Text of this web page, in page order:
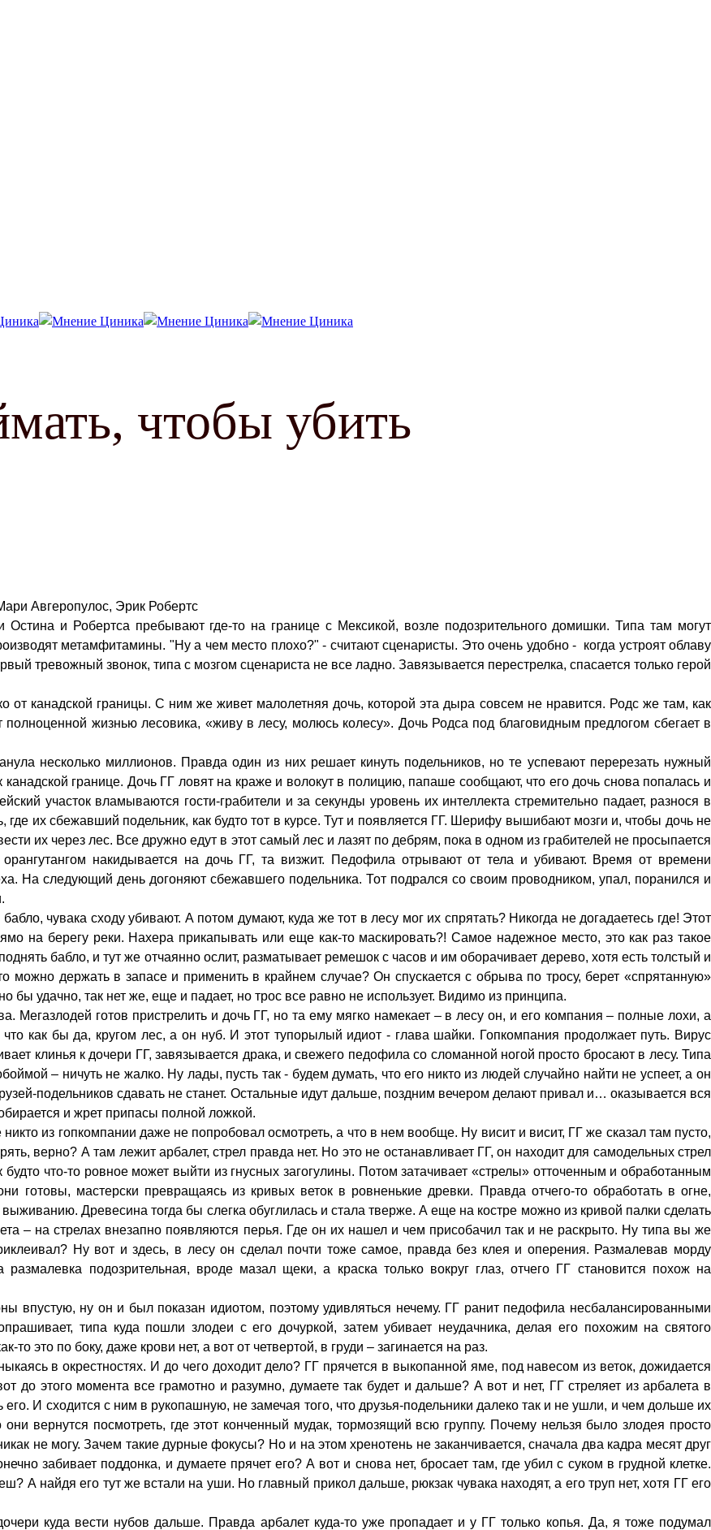
чтобы убить
Авгеропулос, Эрик Робертс
и Робертса пребывают где-то на границе с Мексикой, возле подозрительного домишки. Типа там могут
метамфитамины. "Ну а чем место плохо?" - считают сценаристы. Это очень удобно - когда устроят облаву
тревожный звонок, типа с мозгом сценариста не все ладно. Завязывается перестрелка, спасается только герой
канадской границы. С ним же живет малолетняя дочь, которой эта дыра совсем не нравится. Родс же там, как
жизнью лесовика, «живу в лесу, молюсь колесу». Дочь Родса под благовидным предлогом сбегает в
несколько миллионов. Правда один из них решает кинуть подельников, но те успевают перерезать нужный
границе. Дочь ГГ ловят на краже и волокут в полицию, папаше сообщают, что его дочь снова попалась и
участок вламываются гости-грабители и за секунды уровень их интеллекта стремительно падает, разнося в
их сбежавший подельник, как будто тот в курсе. Тут и появляется ГГ. Шерифу вышибают мозги и, чтобы дочь не
их через лес. Все дружно едут в этот самый лес и лазят по дебрям, пока в одном из грабителей не просыпается
накидывается на дочь ГГ, та визжит. Педофила отрывают от тела и убивают. Время от времени
На следующий день догоняют сбежавшего подельника. Тот подрался со своим проводником, упал, поранился и
чувака сходу убивают. А потом думают, куда же тот в лесу мог их спрятать? Никогда не догадаетесь где! Этот
на берегу реки. Нахера прикапывать или еще как-то маскировать?! Самое надежное место, это как раз такое
бабло, и тут же отчаянно ослит, разматывает ремешок с часов и им оборачивает дерево, хотя есть толстый и
можно держать в запасе и применить в крайнем случае? Он спускается с обрыва по тросу, берет «спрятанную»
бы удачно, так нет же, еще и падает, но трос все равно не использует. Видимо из принципа.
Мегазлодей готов пристрелить и дочь ГГ, но та ему мягко намекает – в лесу он, и его компания – полные лохи, а
как бы да, кругом лес, а он нуб. И этот тупорылый идиот - глава шайки. Гопкомпания продолжает путь. Вирус
клинья к дочери ГГ, завязывается драка, и свежего педофила со сломанной ногой просто бросают в лесу. Типа
– ничуть не жалко. Ну лады, пусть так - будем думать, что его никто из людейслучайно найти не успеет, а он
подельников сдавать не станет. Остальные идут дальше, поздним вечером делают привал и… оказывается вся
и жрет припасы полной ложкой.
из гопкомпании даже не попробовал осмотреть, а что в нем вообще. Ну висит и висит, ГГ же сказал там пусто,
верно? А там лежит арбалет, стрел правда нет. Но это не останавливает ГГ, он находит для самодельных стрел
что-то ровное может выйти из гнусных загогулины. Потом затачивает «стрелы» отточенным и обработанным
готовы, мастерски превращаясь из кривых веток в ровненькие древки. Правда отчего-то обработать в огне,
Древесина тогда бы слегка обуглилась и стала тверже. А еще на костре можно из кривой палки сделать
– на стрелах внезапно появляются перья. Где он их нашел и чем присобачил так и не раскрыто. Ну типа вы же
Ну вот и здесь, в лесу он сделал почти тоже самое, правда без клея и оперения. Размалевав морду
подозрительная, вроде мазал щеки, а краска только вокруг глаз, отчего ГГ становится похож на
впустую, ну он и был показан идиотом, поэтому удивляться нечему. ГГ ранит педофила несбалансированными
типа куда пошли злодеи с его дочуркой, затем убивает неудачника, делая его похожим на святого
это по боку, даже крови нет, а вот от четвертой, в груди – загинается на раз.
в окрестностях. И до чего доходит дело? ГГ прячется в выкопанной яме, под навесом из веток, дожидается
до этого момента все грамотно и разумно, думаете так будет и дальше? А вот и нет, ГГ стреляет из арбалета в
И сходится с ним в рукопашную, не замечая того, что друзья-подельники далеко так и не ушли, и чем дольше их
они вернутся посмотреть, где этот конченный мудак, тормозящий всю группу. Почему нельзя было злодея просто
не могу. Зачем такие дурные фокусы? Но и на этом хренотень не заканчивается, сначала два кадра месят друг
забивает поддонка, и думаете прячет его? А вот и снова нет, бросает там, где убил с суком в грудной клетке.
А найдя его тут же встали на уши. Но главный прикол дальше, рюкзак чувака находят, а его труп нет, хотя ГГ его
куда вести нубов дальше. Правда арбалет куда-то уже пропадает и у ГГ только копья. Да, я тоже подумал